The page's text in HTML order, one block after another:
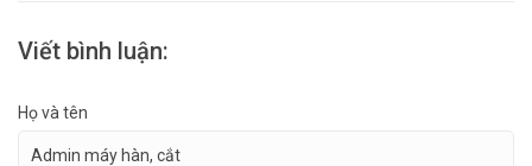
Viết bình luận:
Họ và tên